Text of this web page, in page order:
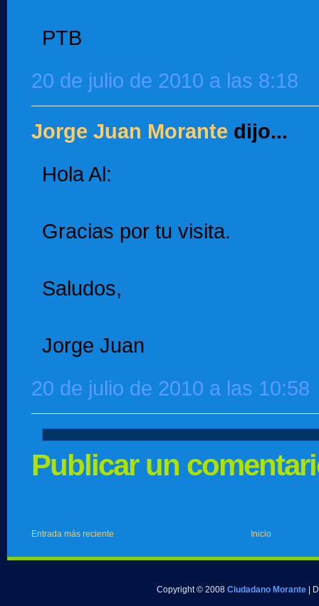
PTB
20 de julio de 2010 a las 8:18
Jorge Juan Morante dijo...
Hola Al:
Gracias por tu visita.
Saludos,
Jorge Juan
20 de julio de 2010 a las 10:58
Publicar un
Entrada más reciente Inicio
Copyright © 2008 Ciudadano Morante |